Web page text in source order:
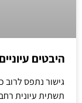
היבטים
גישור נתפס לרוב
תשתית עיונית